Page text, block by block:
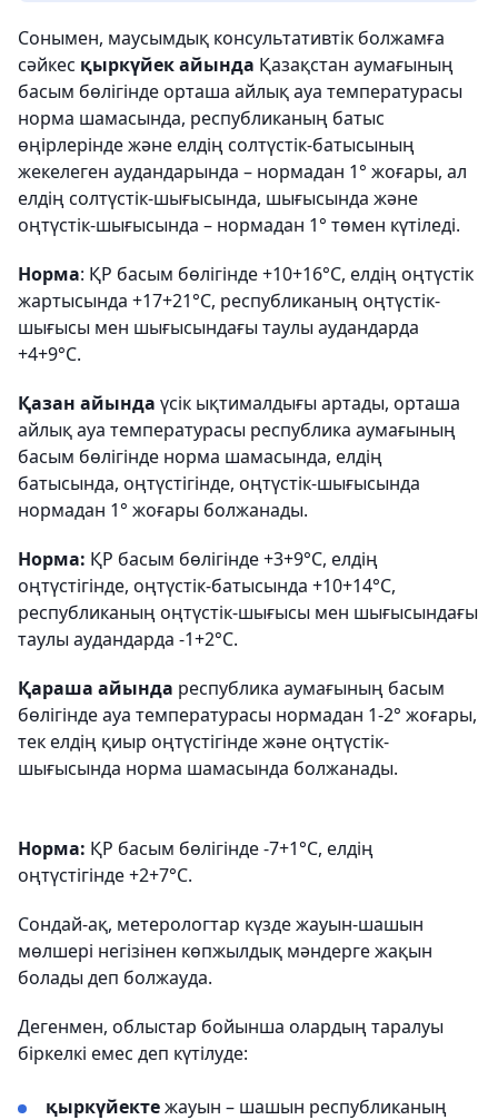
Сонымен, маусымдық консультативтік болжамға
сәйкес қыркүйек айында Қазақстан аумағының
басым бөлігінде орташа айлық ауа температурасы
норма шамасында, республиканың батыс
өңірлерінде және елдің солтүстік-батысының
жекелеген аудандарында – нормадан 1° жоғары, ал
елдің солтүстік-шығысында, шығысында және
оңтүстік-шығысында – нормадан 1° төмен күтіледі.
Норма: ҚР басым бөлігінде +10+16°С, елдің оңтүстік
жартысында +17+21°С, республиканың оңтүстік-
шығысы мен шығысындағы таулы аудандарда
+4+9°С.
Қазан айында үсік ықтималдығы артады, орташа
айлық ауа температурасы республика аумағының
басым бөлігінде норма шамасында, елдің
батысында, оңтүстігінде, оңтүстік-шығысында
нормадан 1° жоғары болжанады.
Норма: ҚР басым бөлігінде +3+9°С, елдің
оңтүстігінде, оңтүстік-батысында +10+14°С,
республиканың оңтүстік-шығысы мен шығысындағы
таулы аудандарда -1+2°С.
Қараша айында республика аумағының басым
бөлігінде ауа температурасы нормадан 1-2° жоғары,
тек елдің қиыр оңтүстігінде және оңтүстік-
шығысында норма шамасында болжанады.
Норма: ҚР басым бөлігінде -7+1°С, елдің
оңтүстігінде +2+7°С.
Сондай-ақ, метерологтар күзде жауын-шашын
мөлшері негізінен көпжылдық мәндерге жақын
болады деп болжауда.
Дегенмен, облыстар бойынша олардың таралуы
біркелкі емес деп күтілуде:
қыркүйектежауын – шашын республиканың